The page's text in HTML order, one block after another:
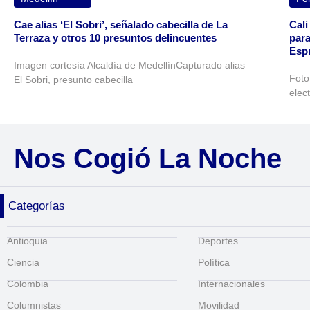
Cae alias ‘El Sobri’, señalado cabecilla de La
Terraza y otros 10 presuntos delincuentes
Imagen cortesía Alcaldía de MedellínCapturado alias
El Sobri, presunto cabecilla
Nos Cogió La Noche
Categorías
Antioquia
Ciencia
Colombia
Columnistas
Deportes
Política
Internacionales
Movilidad